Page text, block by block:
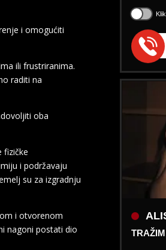
i omogućiti
ili frustriranima.
raditi na
oba
fizičke
i podržavaju
su za izgradnju
i otvorenom
nagoni postati dio